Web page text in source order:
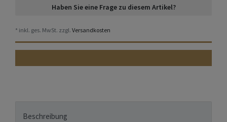
Haben Sie eine Frage zu diesem Artikel?
* inkl. ges. MwSt. zzgl. Versandkosten
Beschreibung